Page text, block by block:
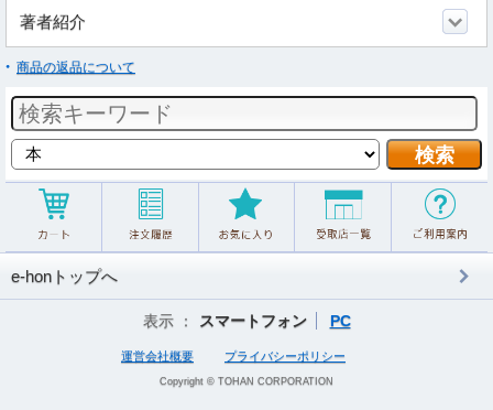
著者紹介
商品の返品について
e-honトップへ
表示 ： スマートフォン PC
運営会社概要 プライバシーポリシー
Copyright © TOHAN CORPORATION